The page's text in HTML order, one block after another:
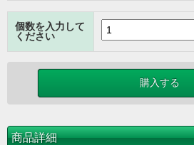
個数を入力して
ください
商品詳細